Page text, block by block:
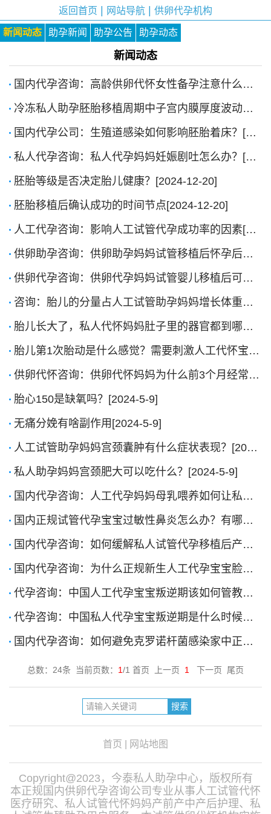
返回首页 网站导航 供卵代孕机构
新闻动态 助孕新闻 助孕公告 助孕动态
新闻动态
国内代孕咨询：高龄供卵代怀女性备孕注意什么？[2026-1-6]
冷冻私人助孕胚胎移植周期中子宫内膜厚度波动的影响[2025-10-17]
国内代孕公司：生殖道感染如何影响胚胎着床？[2025-6-16]
私人代孕咨询：私人代孕妈妈妊娠剧吐怎么办？[2024-12-20]
胚胎等级是否决定胎儿健康？[2024-12-20]
胚胎移植后确认成功的时间节点[2024-12-20]
人工代孕咨询：影响人工试管代孕成功率的因素[2024-11-13]
供卵助孕咨询：供卵助孕妈妈试管移植后怀孕后宫高多少是正常？[2024-11-13]
供卵代孕咨询：供卵代孕妈妈试管婴儿移植后可以爬楼吗？[2024-11-13]
咨询：胎儿的分量占人工试管助孕妈妈增长体重的多少？[2024-9-4]
胎儿长大了，私人代怀妈妈肚子里的器官都到哪里了？[2024-9-4]
胎儿第1次胎动是什么感觉？需要刺激人工代怀宝宝这种运动吗？[2024-9-4]
供卵代怀咨询：供卵代怀妈妈为什么前3个月经常吐？[2024-9-4]
胎心150是缺氧吗？[2024-5-9]
无痛分娩有啥副作用[2024-5-9]
人工试管助孕妈妈宫颈囊肿有什么症状表现？[2024-5-9]
私人助孕妈妈宫颈肥大可以吃什么？[2024-5-9]
国内代孕咨询：人工代孕妈妈母乳喂养如何让私人代孕私人代孕宝宝长得壮？[2024-3-4]
国内正规试管代孕宝宝过敏性鼻炎怎么办？有哪些治疗手段？[2023-12-18]
国内代孕咨询：如何缓解私人试管代孕移植后产生的焦虑情绪？[2023-10-27]
国内代孕咨询：为什么正规新生人工代孕宝宝脸上长了很多小疙瘩？[2023-10-27]
代孕咨询：中国人工代孕宝宝叛逆期该如何管教？[2023-8-16]
代孕咨询：中国私人代孕宝宝叛逆期是什么时候？[2023-8-16]
国内代孕咨询：如何避免克罗诺杆菌感染家中正规试管代孕宝宝？[2023-8-15]
总数：24条 当前页数： 1/1 首页 上一页 1 下一页 尾页
首页 网站地图
Copyright@2023，今泰私人助孕中心，版权所有
本正规国内供卵代孕咨询公司专业从事人工试管代怀
医疗研究、私人试管代怀妈妈产前产中产后护理、私